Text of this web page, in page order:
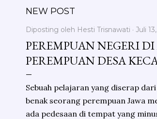
NEW POST
Diposting oleh Hesti Trisnawati Juli
PEREMPUAN NEGERI
PEREMPUAN DESA
Sebuah pelajaran yang diserap
benak seorang perempuan Jawa
ada pedesaan di tempat yang